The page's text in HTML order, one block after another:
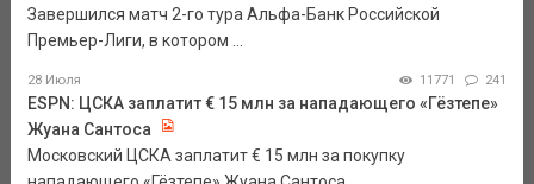
Завершился матч 2-го тура Альфа-Банк Российской
Премьер-Лиги, в котором ...
28 Июля 11771 241
ESPN: ЦСКА заплатит € 15 млн за нападающего «Гёзтепе»
Жуана Сантоса
Московский ЦСКА заплатит € 15 млн за покупку